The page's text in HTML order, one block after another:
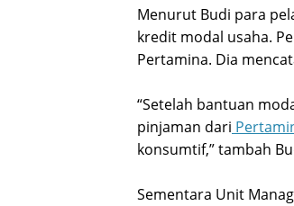
B
C
.
Menurut Budi para
kredit modal usaha.
Pertamina. Dia
“Setelah bantuan
pinjaman dari
konsumtif,” tambah
Sementara Unit